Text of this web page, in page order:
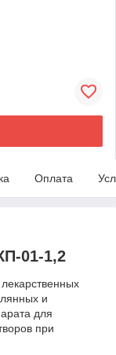
Оплата
01-1,2
и
для
при